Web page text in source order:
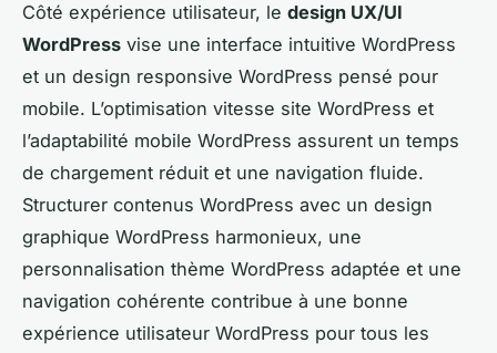
Côté expérience utilisateur, le design UX/UI
WordPress vise une interface intuitive WordPress
et un design responsive WordPress pensé pour
mobile. L’optimisation vitesse site WordPress et
l’adaptabilité mobile WordPress assurent un temps
de chargement réduit et une navigation fluide.
Structurer contenus WordPress avec un design
graphique WordPress harmonieux, une
personnalisation thème WordPress adaptée et une
navigation cohérente contribue à une bonne
expérience utilisateur WordPress pour tous les